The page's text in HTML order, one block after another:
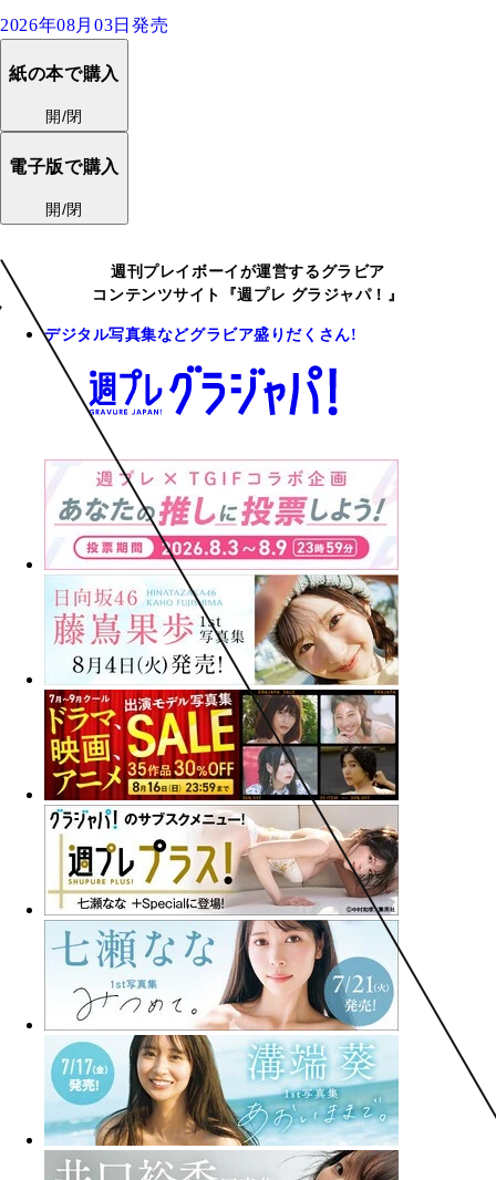
2026年08月03日発売
紙の本で購入
開/閉
電子版で購入
開/閉
週刊プレイボーイが運営するグラビア
コンテンツサイト『週プレ グラジャパ！』
デジタル写真集などグラビア盛りだくさん!